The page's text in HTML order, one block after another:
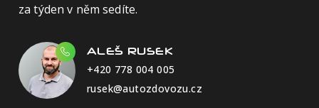
za týden v něm sedíte.
ALEŠ RUSEK
+420 778 004 005
rusek@autozdovozu.cz